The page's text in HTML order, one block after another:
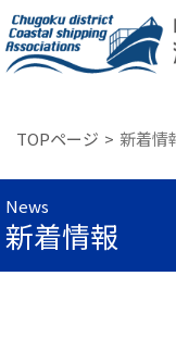
TOPページ 新着情
News
新着情報